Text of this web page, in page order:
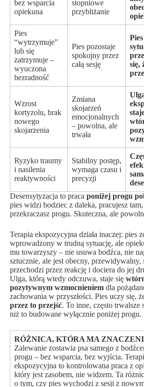
bez wsparcia
opiekuna
stopniowe
przybliżanie
Pies
“wytrzymuje”
lub się
zatrzymuje –
wyuczona
bezradność
Pies pozostaje
spokojny przez
całą sesję
się,
Wzrost
kortyzolu, brak
nowego
skojarzenia
Zmiana
skojarzeń
emocjonalnych
– powolna, ale
trwała
Ryzyko traumy
i nasilenia
reaktywności
Stabilny postęp,
wymaga czasu i
precyzji
Desensytyzacja to praca poniżej progu
pies widzi bodziec z daleka, pracujesz
przekraczasz progu. Skuteczna, ale
Terapia ekspozycyjna działa inaczej: pies
wprowadzony w trudną sytuację, ale
mu towarzyszy – nie usuwa bodźca, nie
sztucznie, ale jest obecny, przewidywalny,
przechodzi przez reakcję i dociera do jej
Ulga, którą wtedy odczuwa, staje się
pozytywnym wzmocnieniem dla
zachowania w przyszłości. Pies uczy się,
przez to przejść. To inne, często trwalsze
niż to budowane wyłącznie poniżej progu.
RÓŻNICA, KTÓRA MA
Zalewanie zostawia psa samego z
progu – bez wsparcia, bez wyjścia.
ekspozycyjna to kontrolowana praca z
który jest zasobem, nie widzem. Ta
o tym, czy pies wychodzi z sesji z